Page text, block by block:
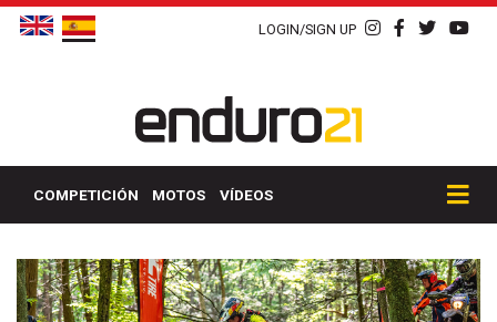
LOGIN/SIGN UP
COMPETICIÓN MOTOS VÍDEOS